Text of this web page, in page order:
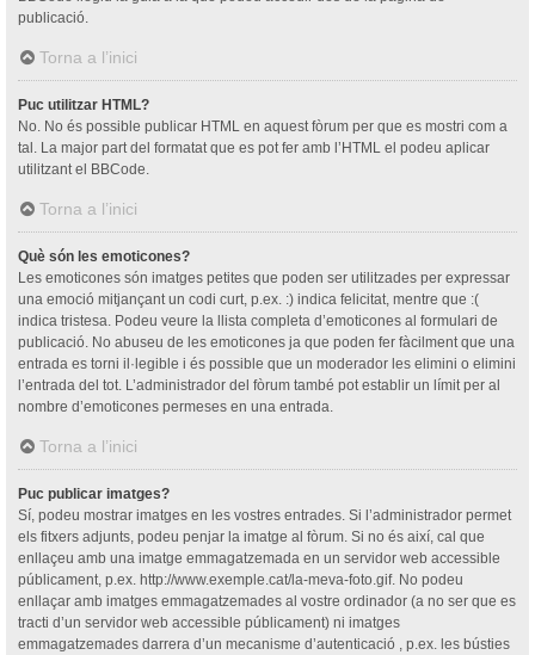
publicació.
Torna a l’inici
Puc utilitzar HTML?
No. No és possible publicar HTML en aquest fòrum per que es mostri com a
tal. La major part del formatat que es pot fer amb l’HTML el podeu aplicar
utilitzant el BBCode.
Torna a l’inici
Què són les emoticones?
Les emoticones són imatges petites que poden ser utilitzades per expressar
una emoció mitjançant un codi curt, p.ex. :) indica felicitat, mentre que :(
indica tristesa. Podeu veure la llista completa d’emoticones al formulari de
publicació. No abuseu de les emoticones ja que poden fer fàcilment que una
entrada es torni il·legible i és possible que un moderador les elimini o elimini
l’entrada del tot. L’administrador del fòrum també pot establir un límit per al
nombre d’emoticones permeses en una entrada.
Torna a l’inici
Puc publicar imatges?
Sí, podeu mostrar imatges en les vostres entrades. Si l’administrador permet
els fitxers adjunts, podeu penjar la imatge al fòrum. Si no és així, cal que
enllaçeu amb una imatge emmagatzemada en un servidor web accessible
públicament, p.ex. http://www.exemple.cat/la-meva-foto.gif. No podeu
enllaçar amb imatges emmagatzemades al vostre ordinador (a no ser que es
tracti d’un servidor web accessible públicament) ni imatges
emmagatzemades darrera d’un mecanisme d’autenticació , p.ex. les bústies